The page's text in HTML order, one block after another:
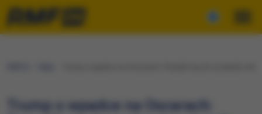
Trump o wpadce na Oscarach: